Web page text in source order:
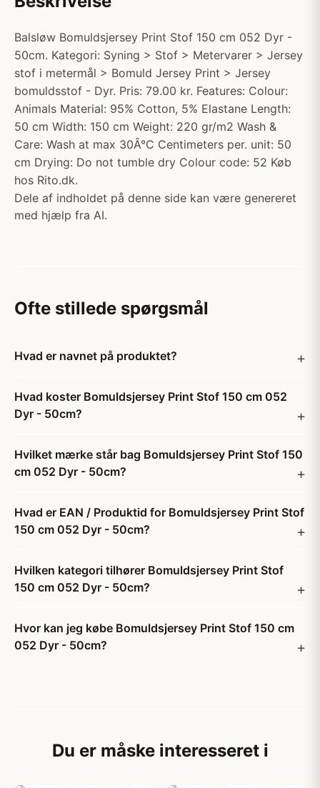
Balsløw Bomuldsjersey Print Stof 150 cm 052 Dyr -
50cm. Kategori: Syning > Stof > Metervarer > Jersey
stof i metermål > Bomuld Jersey Print > Jersey
bomuldsstof - Dyr. Pris: 79.00 kr. Features: Colour:
Animals Material: 95% Cotton, 5% Elastane Length:
50 cm Width: 150 cm Weight: 220 gr/m2 Wash &
Care: Wash at max 30Â°C Centimeters per. unit: 50
cm Drying: Do not tumble dry Colour code: 52 Køb
hos Rito.dk.
Dele af indholdet på denne side kan være genereret
med hjælp fra AI.
Ofte stillede spørgsmål
Hvad er navnet på produktet?
Hvad koster Bomuldsjersey Print Stof 150 cm 052
Dyr - 50cm?
Hvilket mærke står bag Bomuldsjersey Print Stof 150
cm 052 Dyr - 50cm?
Hvad er EAN / Produktid for Bomuldsjersey Print Stof
150 cm 052 Dyr - 50cm?
Hvilken kategori tilhører Bomuldsjersey Print Stof
150 cm 052 Dyr - 50cm?
Hvor kan jeg købe Bomuldsjersey Print Stof 150 cm
052 Dyr - 50cm?
Du er måske interesseret i